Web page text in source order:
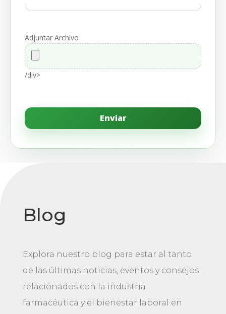
Adjuntar Archivo
/div>
Blog
Explora nuestro blog para estar al tanto
de las últimas noticias, eventos y consejos
relacionados con la industria
farmacéutica y el bienestar laboral en